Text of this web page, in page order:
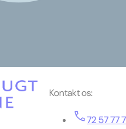
Kontakt os:
72 57 77